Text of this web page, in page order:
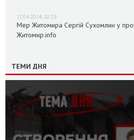
17.04.2024, 10:29
Мер Житомира Сергій Сухомлин у
Житомир.info
ТЕМИ ДНЯ